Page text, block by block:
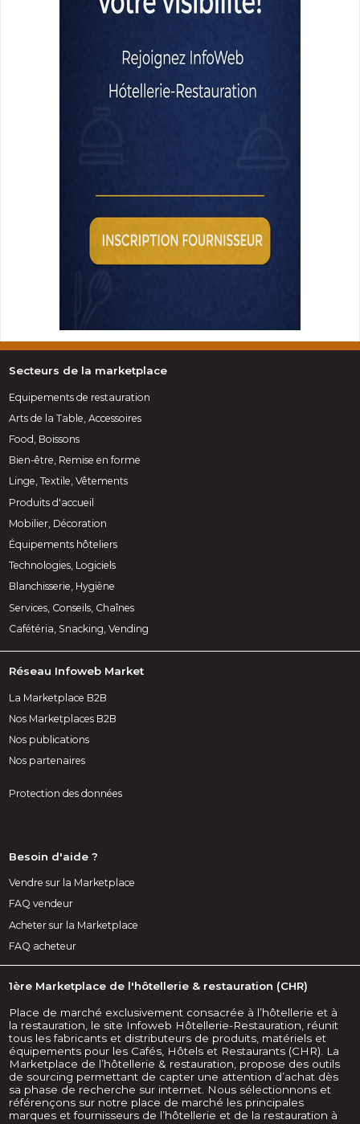
Secteurs de la marketplace
Equipements de restauration
Arts de la Table, Accessoires
Food, Boissons
Bien-être, Remise en forme
Linge, Textile, Vêtements
Produits d'accueil
Mobilier, Décoration
Équipements hôteliers
Technologies, Logiciels
Blanchisserie, Hygiène
Services, Conseils, Chaînes
Cafétéria, Snacking, Vending
Réseau Infoweb Market
La Marketplace B2B
Nos Marketplaces B2B
Nos publications
Nos partenaires
Protection des données
Besoin d'aide ?
Vendre sur la Marketplace
FAQ vendeur
Acheter sur la Marketplace
FAQ acheteur
1ère Marketplace de l'hôtellerie & restauration (CHR)
Place de marché exclusivement consacrée à l’hôtellerie et à
la restauration, le site Infoweb Hôtellerie-Restauration, réunit
tous les fabricants et distributeurs de produits, matériels et
équipements pour les Cafés, Hôtels et Restaurants (CHR). La
Marketplace de l’hôtellerie & restauration, propose des outils
de sourcing permettant de capter une attention d’achat dès
sa phase de recherche sur internet. Nous sélectionnons et
référençons sur notre place de marché les principales
marques et fournisseurs de l’hôtellerie et de la restauration à